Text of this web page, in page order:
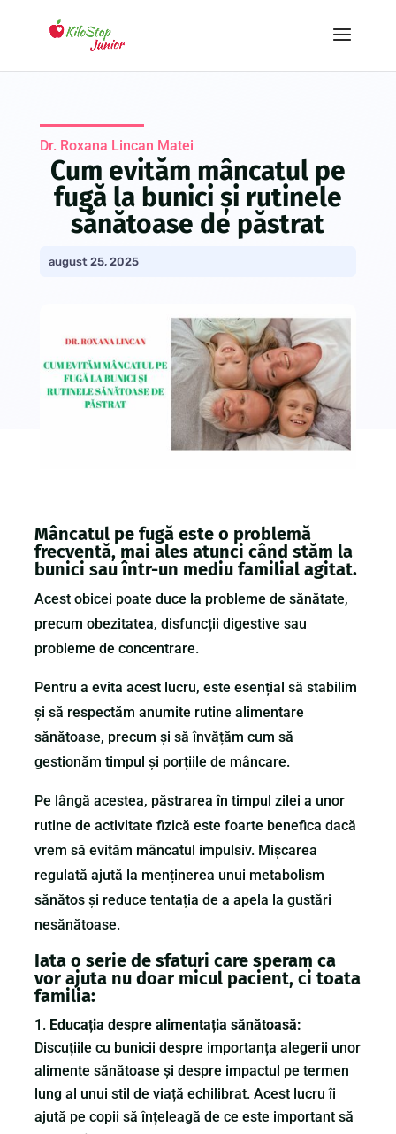
Dr. Roxana Lincan Matei
Cum evităm mâncatul pe
fugă la bunici și rutinele
sănătoase de păstrat
august 25, 2025
Mâncatul pe fugă este o problemă
frecventă, mai ales atunci când stăm la
bunici sau într-un mediu familial agitat.
Acest obicei poate duce la probleme de sănătate,
precum obezitatea, disfuncții digestive sau
probleme de concentrare.
Pentru a evita acest lucru, este esențial să stabilim
și să respectăm anumite rutine alimentare
sănătoase, precum și să învățăm cum să
gestionăm timpul și porțiile de mâncare.
Pe lângă acestea, păstrarea în timpul zilei a unor
rutine de activitate fizică este foarte benefica dacă
vrem să evităm mâncatul impulsiv. Mișcarea
regulată ajută la menținerea unui metabolism
sănătos și reduce tentația de a apela la gustări
nesănătoase.
Iata o serie de sfaturi care speram ca
vor ajuta nu doar micul pacient, ci toata
familia:
Educația despre alimentația sănătoasă:
Discuțiile cu bunicii despre importanța alegerii unor
alimente sănătoase și despre impactul pe termen
lung al unui stil de viață echilibrat. Acest lucru îi
ajută pe copii să înțeleagă de ce este important să